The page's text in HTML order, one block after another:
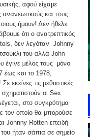
αφού είχαμε
και τους
ήμουν! Δεν ήθελε
ότι ο ανατρεπτικός
δεν λεγόταν Johnny
του αλλά John
έγινε μέλος τους μόνο
έως και το 1978,
εκείνες τις μεθυστικές
οι Sex
στο συγκρότημα
τον οποίο θα μπορούσε
Johnny Rotten επειδή
ήταν σάπια σε σημείο